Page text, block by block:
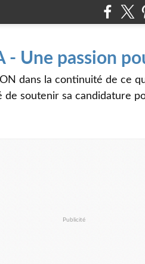
- Une passion
dans la continuité de ce
soutenir sa candidature
Publicité